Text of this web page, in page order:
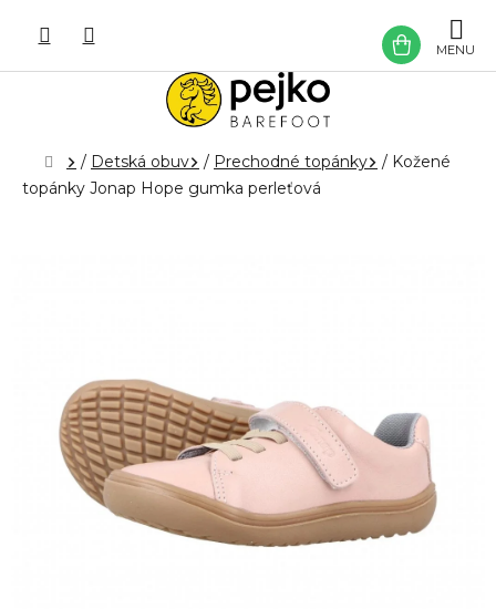
obsah
Domov
/ Detská obuv / Prechodné topánky / Kožené
topánky Jonap Hope gumka perleťová